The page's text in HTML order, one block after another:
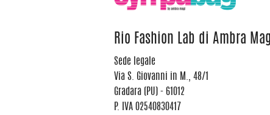
Rio Fashion Lab di Ambra Magi
Sede legale
Via S. Giovanni in M., 48/1
Gradara (PU) - 61012
P. IVA 02540830417